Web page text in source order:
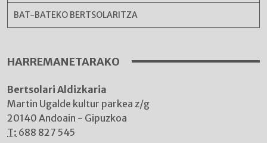
BAT-BATEKO BERTSOLARITZA
HARREMANETARAKO
Bertsolari Aldizkaria
Martin Ugalde kultur parkea z/g
20140 Andoain - Gipuzkoa
T: 688 827 545